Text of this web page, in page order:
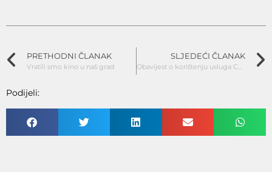
PRETHODNI ČLANAK
Vratili smo kino u naš grad
SLJEDEĆI ČLANAK
Obavijest o korištenju usluga CKT-a
Podijeli: